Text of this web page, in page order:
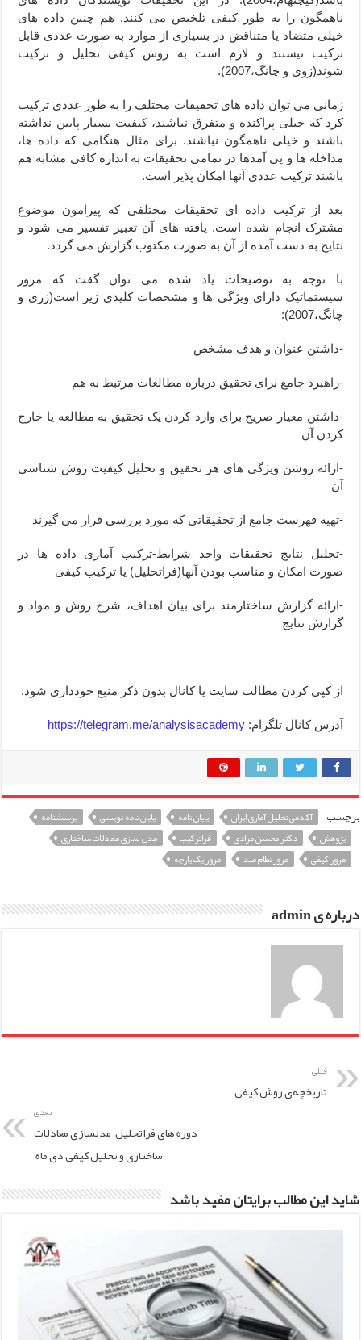
ناهمگون را به طور کیفی تلخیص می کنند. هم چنین داده های
خیلی متضاد یا متناقض در بسیاری از موارد به صورت عددی قابل
ترکیب نیستند و لازم است به روش کیفی تحلیل و ترکیب
شوند(زوی و چانگ،2007).
زمانی می توان داده های تحقیقات مختلف را به طور عددی ترکیب
کرد که خیلی پراکنده و متفرق نباشند، کیفیت بسیار پایین نداشته
باشند و خیلی ناهمگون نباشند. برای مثال هنگامی که داده ها،
مداخله ها و پی آمدها در تمامی تحقیقات به اندازه کافی مشابه هم
باشند ترکیب عددی آنها امکان پذیر است.
بعد از ترکیب داده ای تحقیقات مختلفی که پیرامون موضوع
مشترک انجام شده است. یافته های آن تعبیر تفسیر می شود و
نتایج به دست آمده از آن به صورت مکتوب گزارش می گردد.
با توجه به توضیحات یاد شده می توان گقت که مرور
سیستماتیک دارای ویژگی ها و مشخصات کلیدی زیر است(زری و
چانگ،2007):
-داشتن عنوان و هدف مشخص
-راهبرد جامع برای تحقیق درباره مطالعات مرتبط به هم
-داشتن معیار صریح برای وارد کردن یک تحقیق به مطالعه یا خارج
کردن آن
-ارائه روشن ویژگی های هر تحقیق و تحلیل کیفیت روش شناسی
آن
-تهیه فهرست جامع از تحقیقاتی که مورد بررسی قرار می گیرند
-تحلیل نتایج تحقیقات واجد شرایط-ترکیب آماری داده ها در
صورت امکان و مناسب بودن آنها(فراتحلیل) یا ترکیب کیفی
-ارائه گزارش ساختارمند برای بیان اهداف، شرح روش و مواد و
گزارش نتایج
از کپی کردن مطالب سایت یا کانال بدون ذکر منبع خودداری شود.
آدرس کانال تلگرام:https://telegram.me/analysisacademy
برچسب آکادمی تحلیل آماری ایران پایان نامه پایان نامه نویسی
پرسشنامه
پژوهش
دکتر محسن مرادی فراترکیب
مدل سازی معادلات ساختاری
مرور کیفی
مرور نظام مند مرور یک پارچه
درباره ی admin
قبلی
تاریخچه‌ی روش کیفی
بعدی
دوره های فراتحلیل، مدلسازی معادلات
ساختاری و تحلیل کیفی دی ماه
شاید این مطالب برایتان مفید باشد